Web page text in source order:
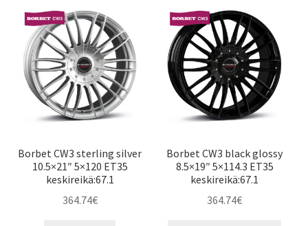
Borbet CW3 sterling silver
10.5×21″ 5×120 ET35
keskireikä:67.1
364.74€
Borbet CW3 black glossy
8.5×19″ 5×114.3 ET35
keskireikä:67.1
364.74€